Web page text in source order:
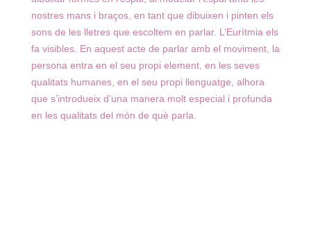
nostres mans i braços, en tant que dibuixen i pinten els
sons de les lletres que escoltem en parlar. L’Eurítmia els
fa visibles. En aquest acte de parlar amb el moviment, la
persona entra en el seu propi element, en les seves
qualitats humanes, en el seu propi llenguatge, alhora
que s’introdueix d’una manera molt especial i profunda
en les qualitats del món de què parla.